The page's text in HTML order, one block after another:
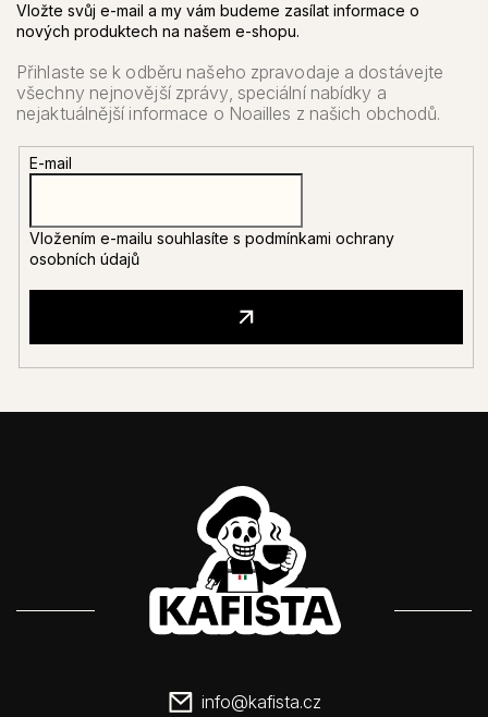
Vložte svůj e-mail a my vám budeme zasílat informace o
nových produktech na našem e-shopu.
E-mail
Vložením e-mailu souhlasíte s podmínkami ochrany
osobních údajů
info@kafista.cz